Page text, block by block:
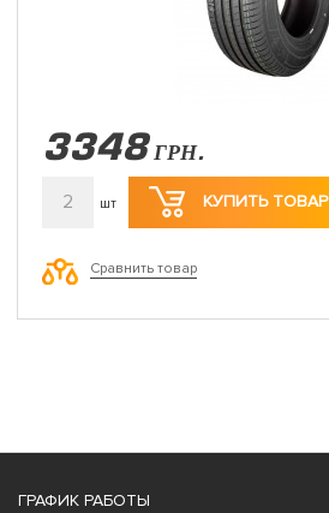
3348 ГРН.
2 шт КУПИТЬ ТОВАР
Сравнить товар
ГРАФИК РАБОТЫ